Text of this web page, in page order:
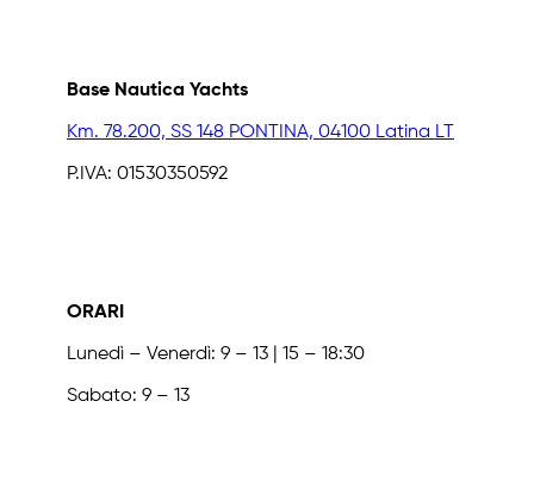
Base Nautica Yachts
Km. 78.200, SS 148 PONTINA, 04100 Latina LT
P.IVA: 01530350592
ORARI
Lunedì – Venerdì: 9 – 13 | 15 – 18:30
Sabato: 9 – 13